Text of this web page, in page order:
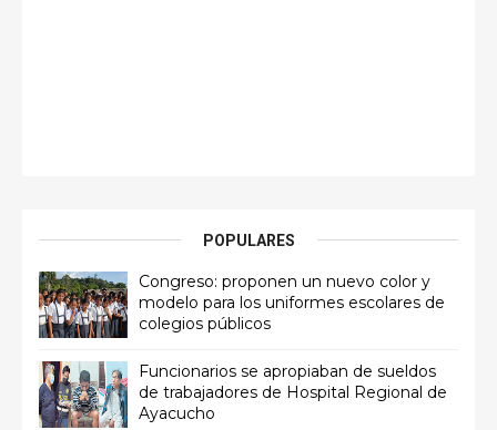
POPULARES
Congreso: proponen un nuevo color y
modelo para los uniformes escolares de
colegios públicos
Funcionarios se apropiaban de sueldos
de trabajadores de Hospital Regional de
Ayacucho